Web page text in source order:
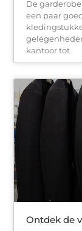
De
een paar
kantoor tot
Ontdek de